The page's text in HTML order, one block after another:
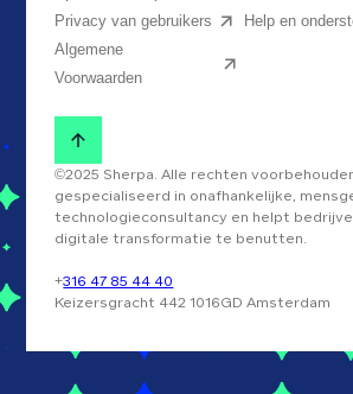
Privacy van gebruikers
Help en
Algemene
Voorwaarden
©2025 Sherpa. Alle rechten
gespecialiseerd in onafhankelijke,
technologieconsultancy en helpt
digitale transformatie te benutten.
+316 47 85 44 40
Keizersgracht 442 1016GD Amsterdam